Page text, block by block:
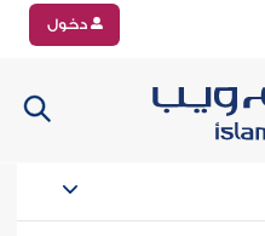
دخول